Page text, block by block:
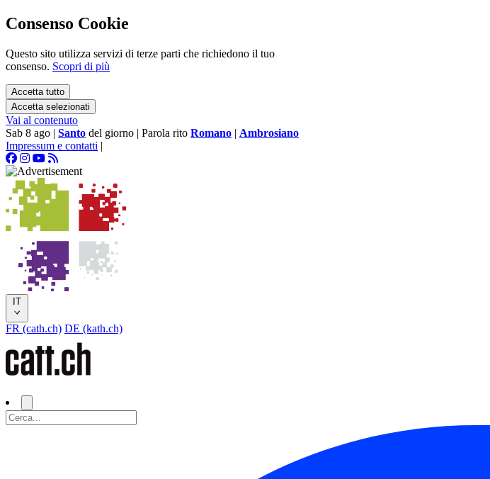
Consenso Cookie
Questo sito utilizza servizi di terze parti che richiedono il tuo
consenso. Scopri di più
Accetta tutto
Accetta selezionati
Vai al contenuto
Sab 8 ago | Santo del giorno | Parola rito Romano | Ambrosiano
Impressum e contatti |
IT
FR (cath.ch) DE (kath.ch)